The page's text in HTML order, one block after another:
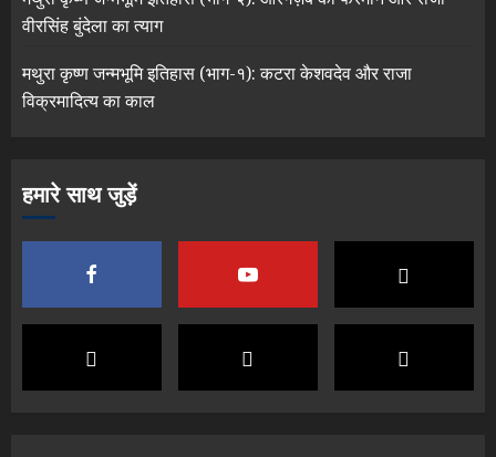
वीरसिंह बुंदेला का त्याग
मथुरा कृष्ण जन्मभूमि इतिहास (भाग-१): कटरा केशवदेव और राजा
विक्रमादित्य का काल
हमारे साथ जुड़ें